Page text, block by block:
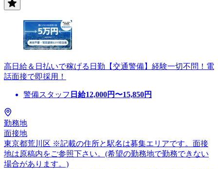
高日給＆日払いで稼げる日勤【交通警備】経験一切不問！電
話面接で即採用！
警備スタッフ 日給12,000円〜15,850円
勤務地
面接地
東京都荒川区 ※記載の住所と駅名は募集エリアです。面接
地は原稿内をご参照下さい。(希望の勤務地で勤務できない
場合があります。)